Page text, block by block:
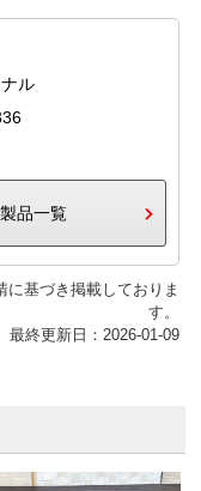
ル
品一覧
基づき掲載しておりま
す。
最終更新日：2026-01-09